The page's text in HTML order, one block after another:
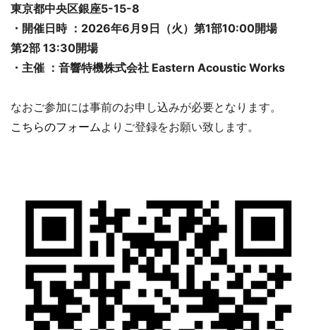
東京都中央区銀座5-15-8
・開催日時 ：2026年6月9日（火）第1部10:00開場
第2部 13:30開場
・主催 ：音響特機株式会社 Eastern Acoustic Works
なおご参加には事前のお申し込みが必要となります。
こちらのフォームよりご登録をお願い致します。